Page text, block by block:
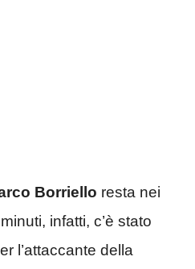
Borriello resta nei
infatti, c’è stato
l’attaccante della